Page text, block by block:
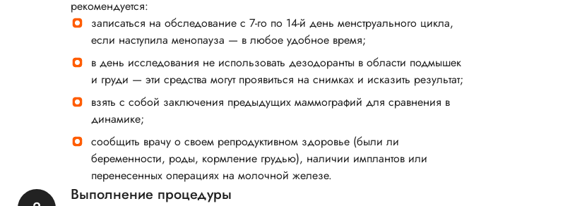
рекомендуется:
записаться на обследование с 7-го по 14-й день менструального цикла,
если наступила менопауза — в любое удобное время;
в день исследования не использовать дезодоранты в области подмышек
и груди — эти средства могут проявиться на снимках и исказить результат;
взять с собой заключения предыдущих маммографий для сравнения в
динамике;
сообщить врачу о своем репродуктивном здоровье (были ли
беременности, роды, кормление грудью), наличии имплантов или
перенесенных операциях на молочной железе.
Выполнение процедуры